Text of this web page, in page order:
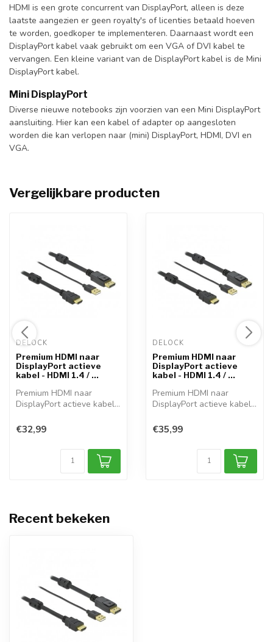
HDMI is een grote concurrent van DisplayPort, alleen is deze
laatste aangezien er geen royalty's of licenties betaald hoeven
te worden, goedkoper te implementeren. Daarnaast wordt een
DisplayPort kabel vaak gebruikt om een VGA of DVI kabel te
vervangen. Een kleine variant van de DisplayPort kabel is de Mini
DisplayPort kabel.
Mini DisplayPort
Diverse nieuwe notebooks zijn voorzien van een Mini DisplayPort
aansluiting. Hier kan een kabel of adapter op aangesloten
worden die kan verlopen naar (mini) DisplayPort, HDMI, DVI en
VGA.
Vergelijkbare producten
DELOCK
Premium HDMI naar
DisplayPort actieve
kabel - HDMI 1.4 / ...
Premium HDMI naar
DisplayPort actieve kabel -
€32,99
DELOCK
Premium HDMI naar
DisplayPort actieve
kabel - HDMI 1.4 / ...
Premium HDMI naar
DisplayPort actieve kabel -
€35,99
Recent bekeken